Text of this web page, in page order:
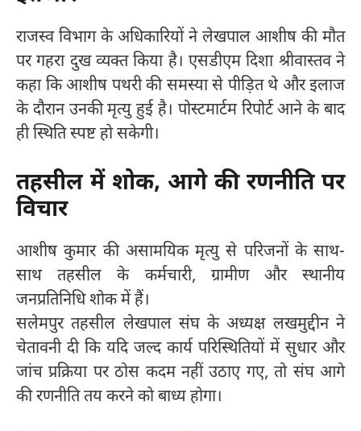
राजस्व विभाग के अधिकारियों ने लेखपाल आशीष की मौत
पर गहरा दुख व्यक्त किया है। एसडीएम दिशा श्रीवास्तव ने
कहा कि आशीष पथरी की समस्या से पीड़ित थे और इलाज
के दौरान उनकी मृत्यु हुई है। पोस्टमार्टम रिपोर्ट आने के बाद
ही स्थिति स्पष्ट हो सकेगी।
तहसील में शोक, आगे की रणनीति पर
विचार
आशीष कुमार की असामयिक मृत्यु से परिजनों के साथ-
साथ तहसील के कर्मचारी, ग्रामीण और स्थानीय
जनप्रतिनिधि शोक में हैं।
सलेमपुर तहसील लेखपाल संघ के अध्यक्ष लखमुद्दीन ने
चेतावनी दी कि यदि जल्द कार्य परिस्थितियों में सुधार और
जांच प्रक्रिया पर ठोस कदम नहीं उठाए गए, तो संघ आगे
की रणनीति तय करने को बाध्य होगा।